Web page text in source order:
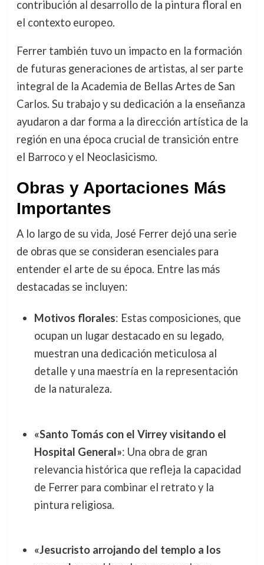
contribución al desarrollo de la pintura floral en
el contexto europeo.
Ferrer también tuvo un impacto en la formación
de futuras generaciones de artistas, al ser parte
integral de la Academia de Bellas Artes de San
Carlos. Su trabajo y su dedicación a la enseñanza
ayudaron a dar forma a la dirección artística de la
región en una época crucial de transición entre
el Barroco y el Neoclasicismo.
Obras y Aportaciones Más
Importantes
A lo largo de su vida, José Ferrer dejó una serie
de obras que se consideran esenciales para
entender el arte de su época. Entre las más
destacadas se incluyen:
Motivos florales: Estas composiciones, que
ocupan un lugar destacado en su legado,
muestran una dedicación meticulosa al
detalle y una maestría en la representación
de la naturaleza.
«Santo Tomás con el Virrey visitando el
Hospital General»: Una obra de gran
relevancia histórica que refleja la capacidad
de Ferrer para combinar el retrato y la
pintura religiosa.
«Jesucristo arrojando del templo a los